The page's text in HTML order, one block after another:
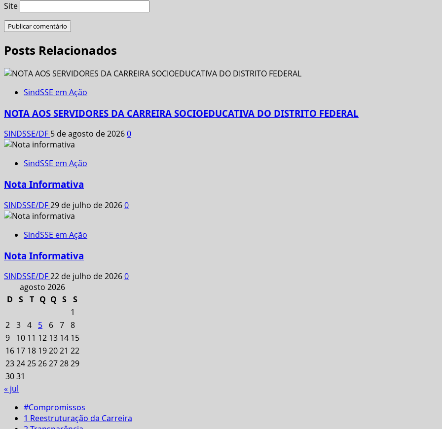
Site
Posts Relacionados
SindSSE em Ação
NOTA AOS SERVIDORES DA CARREIRA SOCIOEDUCATIVA DO DISTRITO FEDERAL
SINDSSE/DF 5 de agosto de 20260
SindSSE em Ação
Nota Informativa
SINDSSE/DF29 de julho de 20260
SindSSE em Ação
Nota Informativa
SINDSSE/DF22 de julho de 20260
agosto 2026
D S T Q Q S
S
1
2 3 4 5 6 7 8
9
10 11 12 13 14 15
16 17 18 192021 22
23242526272829
3031
« jul
#Compromissos
1 Reestruturação da Carreira